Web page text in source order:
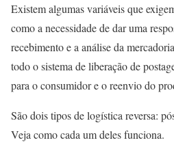
Existem algumas variáveis que
como a necessidade de dar uma
recebimento e a análise da
todo o sistema de liberação de
para o consumidor e o reenvio do
São dois tipos de logística reversa:
Veja como cada um deles funciona.